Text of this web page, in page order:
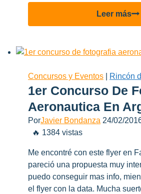
Leer másSe
el
F-
22
Concursos y Eventos Rincón
1er Concurso De
Aeronautica En
PorJavier Bondanza 24/02/
🔥 1384 vistas
Me encontré con este flyer en
pareció una propuesta muy
puedo conseguir mas info,
el flyer con la data. Mucha